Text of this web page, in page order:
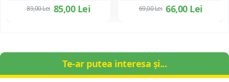
85,00 Lei
89,00 Lei 66,00 Lei
69,00 Lei
Te-ar putea interesa și...